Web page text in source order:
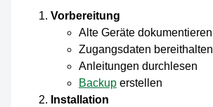
Vorbereitung
Alte Geräte dokumentieren
Zugangsdaten bereithalten
Anleitungen durchlesen
Backuperstellen
Installation